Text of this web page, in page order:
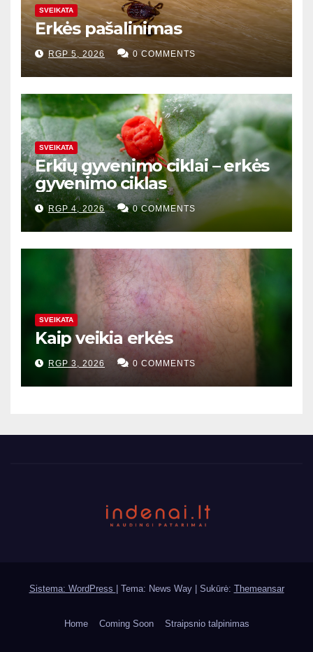
SVEIKATA
Erkės pašalinimas
RGP 5, 2026 0 COMMENTS
SVEIKATA
Erkių gyvenimo ciklai – erkės
gyvenimo ciklas
RGP 4, 2026 0 COMMENTS
SVEIKATA
Kaip veikia erkės
RGP 3, 2026 0 COMMENTS
Sistema: WordPress Tema: News Way | Sukūrė: Themeansar
Home Coming Soon Straipsnio talpinimas